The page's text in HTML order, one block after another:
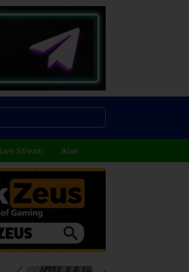
Live Stream Iklan